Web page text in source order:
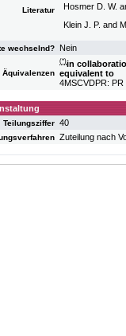
Literatur
Hosmer D. W.
Klein J. P. and
wechselnd? Nein
Äquivalenzen
(*)in
equivalent to
4MSCVDPR:
Teilungsziffer 40
Zuteilung nach